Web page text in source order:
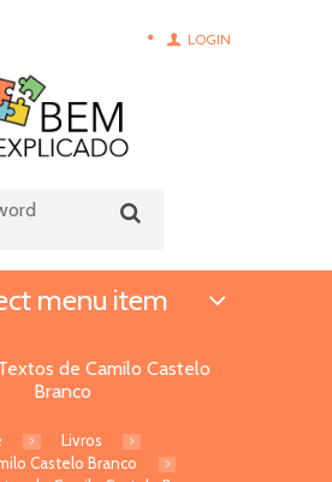
LOGIN
menu item
de Camilo Castelo
Branco
Livros
Castelo Branco